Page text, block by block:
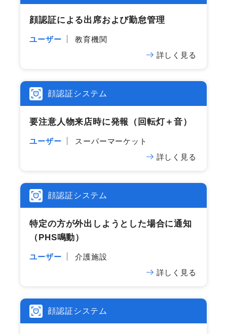
顔認証に​よる​出席および勤怠管理
ユーザー
教育機関
詳しく見る
顔認証システム
要注意人物来店時に​発報​（回転灯＋音）
ユーザー
スーパーマーケット
詳しく見る
顔認証システム
特定の​方が​外出しようとした​場合に​通知​
（PHS​鳴動）
ユーザー
介護施設
詳しく見る
顔認証システム